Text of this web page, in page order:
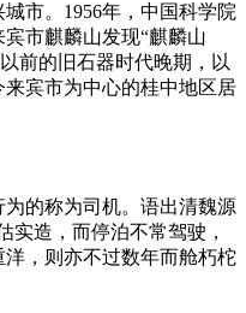
市。1956年，中国科学院
市麒麟山发现“麒麟山
前的旧石器时代晚期，以
宾市为中心的桂中地区居
的称为司机。语出清魏源
实造，而停泊不常驾驶，
，则亦不过数年而舱朽柁